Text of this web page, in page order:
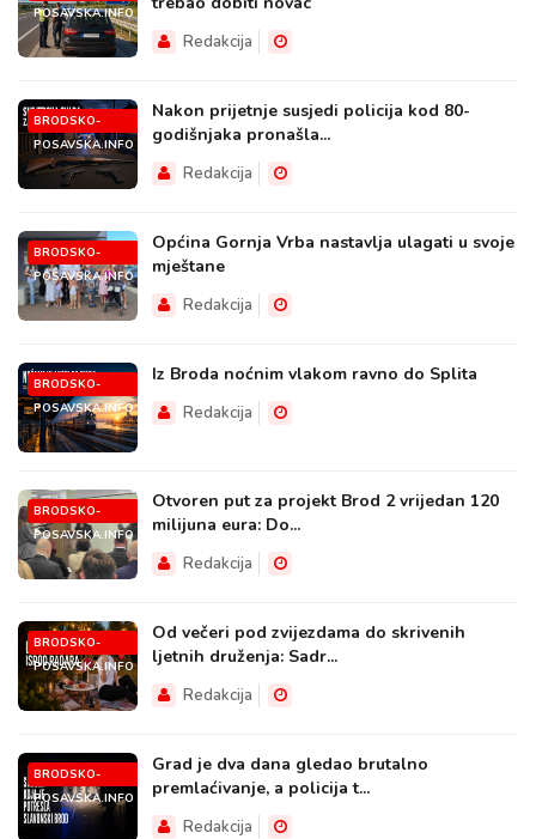
POSAVSKA.INFO
Redakcija
BRODSKO-
POSAVSKA.INFO
Nakon prijetnje susjedi policija kod 80-
godišnjaka pronašla...
Redakcija
BRODSKO-
POSAVSKA.INFO
Općina Gornja Vrba nastavlja ulagati u svoje
mještane
Redakcija
BRODSKO-
POSAVSKA.INFO
Iz Broda noćnim vlakom ravno do Splita
Redakcija
BRODSKO-
POSAVSKA.INFO
Otvoren put za projekt Brod 2 vrijedan 120
milijuna eura: Do...
Redakcija
BRODSKO-
POSAVSKA.INFO
Od večeri pod zvijezdama do skrivenih
ljetnih druženja: Sadr...
Redakcija
BRODSKO-
POSAVSKA.INFO
Grad je dva dana gledao brutalno
premlaćivanje, a policija t...
Redakcija